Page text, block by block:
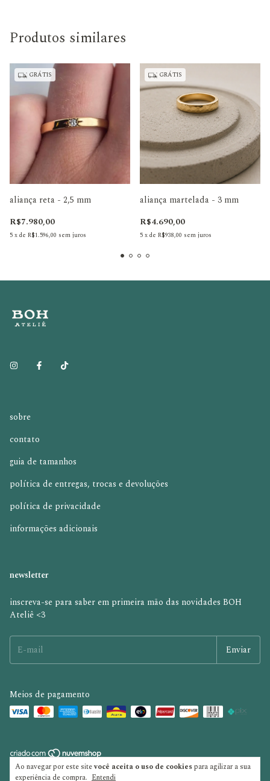
Ao navegar por este sitevocê aceita o uso de cookiespara agilizar a sua
experiência de compra. Entendi
Produtos similares
GRÁTIS
aliança reta - 2,5 mm
R$7.980,00
5xde R$1.596,00 sem juros
GRÁTIS
aliança martelada - 3 mm
R$4.690,00
5xde R$938,00 sem juros
sobre
contato
guia de tamanhos
política de entregas, trocas e devoluções
política de privacidade
informações adicionais
newsletter
inscreva-se para saber em primeira mão das novidades BOH
Ateliê <3
Meios de pagamento
Copyright boh ateliê - 32486669000121 - 2026. Todos os direitos reservados.